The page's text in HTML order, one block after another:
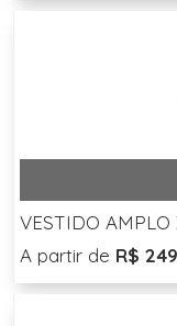
VESTIDO AMPLO
A partir de R$